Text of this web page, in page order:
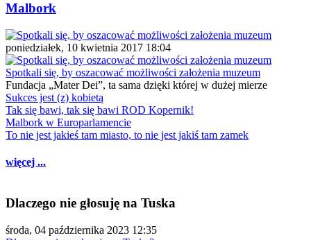
Malbork
poniedziałek, 10 kwietnia 2017 18:04
Spotkali się, by oszacować możliwości założenia muzeum
Fundacja „Mater Dei”, ta sama dzięki której w dużej mierze
Sukces jest (z) kobietą
Tak się bawi, tak się bawi ROD Kopernik!
Malbork w Europarlamencie
To nie jest jakieś tam miasto, to nie jest jakiś tam zamek
więcej ...
Dlaczego nie głosuję na Tuska
środa, 04 października 2023 12:35